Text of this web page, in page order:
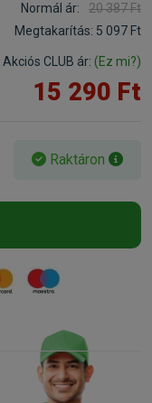
Normál ár:
20 387 Ft
Megtakarítás: 5 097 Ft
Akciós CLUB ár: (Ez mi?)
15 290 Ft
Raktáron